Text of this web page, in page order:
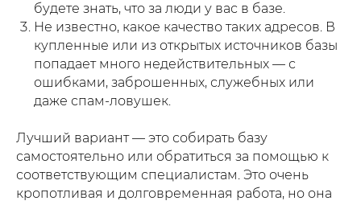
будете знать, что за люди у вас в базе.
Не известно, какое качество таких адресов. В
купленные или из открытых источников базы
попадает много недействительных — с
ошибками, заброшенных, служебных или
даже спам-ловушек.
Лучший вариант — это собирать базу
самостоятельно или обратиться за помощью к
соответствующим специалистам. Это очень
кропотливая и долговременная работа, но она